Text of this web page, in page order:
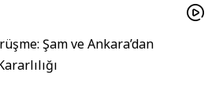
Şam ve Ankara’dan